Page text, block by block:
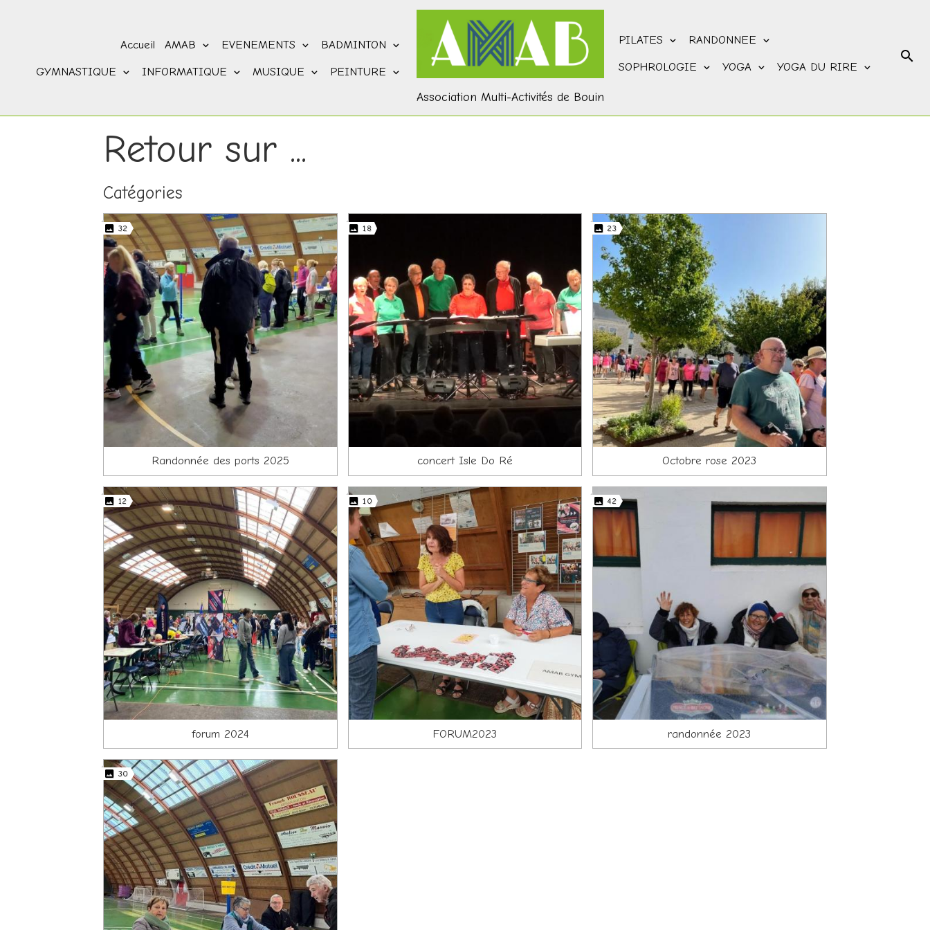
Accueil AMAB EVENEMENTS BADMINTON
GYMNASTIQUE INFORMATIQUE MUSIQUE PEINTURE
Association Multi-Activités de Bouin
PILATES RANDONNEE
SOPHROLOGIE YOGA YOGA DU RIRE
Retour sur ...
Catégories
32
Randonnée des ports 2025
18
concert Isle Do Ré
23
Octobre rose 2023
12
forum 2024
10
FORUM2023
42
randonnée 2023
30